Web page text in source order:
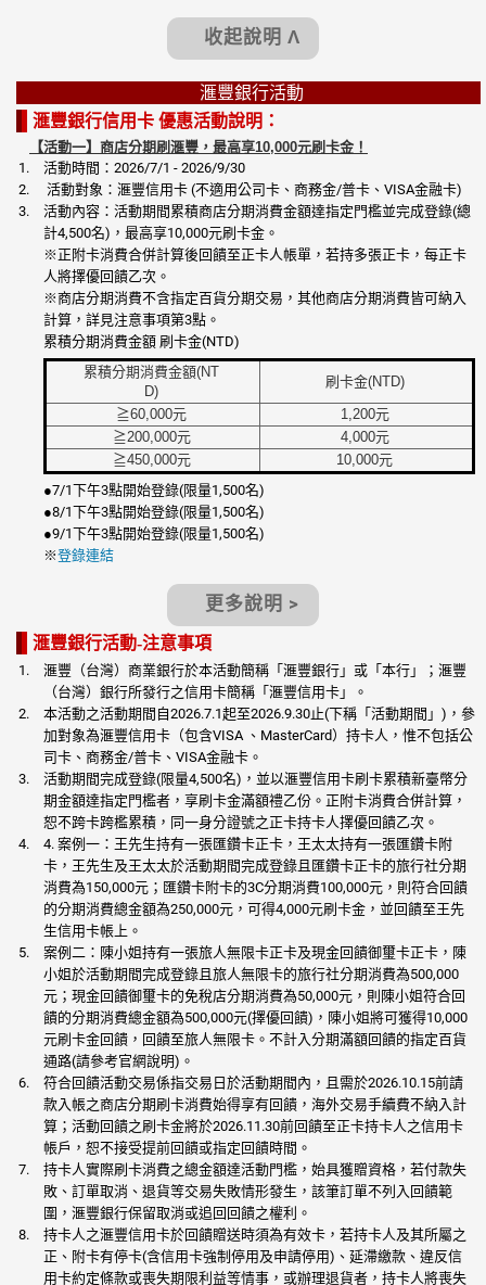
收起說明 Λ
滙豐銀行活動
滙豐銀行信用卡 優惠活動說明：
【活動一】商店分期刷滙豐，最高享10,000元刷卡金！
活動時間：2026/7/1 - 2026/9/30
活動對象：滙豐信用卡 (不適用公司卡、商務金/普卡、VISA金融卡)
活動內容：活動期間累積商店分期消費金額達指定門檻並完成登錄(總
計4,500名)，最高享10,000元刷卡金。
※正附卡消費合併計算後回饋至正卡人帳單，若持多張正卡，每正卡
人將擇優回饋乙次。
※商店分期消費不含指定百貨分期交易，其他商店分期消費皆可納入
計算，詳見注意事項第3點。
累積分期消費金額 刷卡金(NTD)
累積分期消費金額(NT
D)
刷卡金(NTD)
≧60,000元
1,200元
≧200,000元
4,000元
≧450,000元
10,000元
●7/1下午3點開始登錄(限量1,500名)
●8/1下午3點開始登錄(限量1,500名)
●9/1下午3點開始登錄(限量1,500名)
※登錄連結
更多說明 >
滙豐銀行活動-注意事項
滙豐（台灣）商業銀行於本活動簡稱「滙豐銀行」或「本行」；滙豐
（台灣）銀行所發行之信用卡簡稱「滙豐信用卡」。
本活動之活動期間自2026.7.1起至2026.9.30止(下稱「活動期間」)，參
加對象為滙豐信用卡（包含VISA 、MasterCard）持卡人，惟不包括公
司卡、商務金/普卡、VISA金融卡。
活動期間完成登錄(限量4,500名)，並以滙豐信用卡刷卡累積新臺幣分
期金額達指定門檻者，享刷卡金滿額禮乙份。正附卡消費合併計算，
恕不跨卡跨檻累積，同一身分證號之正卡持卡人擇優回饋乙次。
4. 案例一：王先生持有一張匯鑽卡正卡，王太太持有一張匯鑽卡附
卡，王先生及王太太於活動期間完成登錄且匯鑽卡正卡的旅行社分期
消費為150,000元；匯鑽卡附卡的3C分期消費100,000元，則符合回饋
的分期消費總金額為250,000元，可得4,000元刷卡金，並回饋至王先
生信用卡帳上。
案例二：陳小姐持有一張旅人無限卡正卡及現金回饋御璽卡正卡，陳
小姐於活動期間完成登錄且旅人無限卡的旅行社分期消費為500,000
元；現金回饋御璽卡的免稅店分期消費為50,000元，則陳小姐符合回
饋的分期消費總金額為500,000元(擇優回饋)，陳小姐將可獲得10,000
元刷卡金回饋，回饋至旅人無限卡。不計入分期滿額回饋的指定百貨
通路(請參考官網說明)。
符合回饋活動交易係指交易日於活動期間內，且需於2026.10.15前請
款入帳之商店分期刷卡消費始得享有回饋，海外交易手續費不納入計
算；活動回饋之刷卡金將於2026.11.30前回饋至正卡持卡人之信用卡
帳戶，恕不接受提前回饋或指定回饋時間。
持卡人實際刷卡消費之總金額達活動門檻，始具獲贈資格，若付款失
敗、訂單取消、退貨等交易失敗情形發生，該筆訂單不列入回饋範
圍，滙豐銀行保留取消或追回回饋之權利。
持卡人之滙豐信用卡於回饋贈送時須為有效卡，若持卡人及其所屬之
正、附卡有停卡(含信用卡強制停用及申請停用)、延滯繳款、違反信
用卡約定條款或喪失期限利益等情事，或辦理退貨者，持卡人將喪失